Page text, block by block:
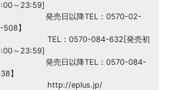
～23:59]
降TEL：0570-02-
】
ト TEL：0570-084-632[発売初
～23:59]
TEL：0570-084-
】
http://eplus.jp/